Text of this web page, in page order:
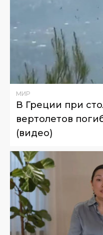
МИР
В Греции при
вертолетов
(видео)